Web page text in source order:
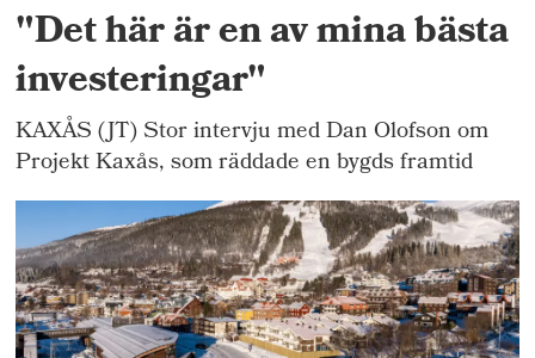
"Det här är en av mina bästa
investeringar"
KAXÅS (JT) Stor intervju med Dan Olofson om
Projekt Kaxås, som räddade en bygds framtid